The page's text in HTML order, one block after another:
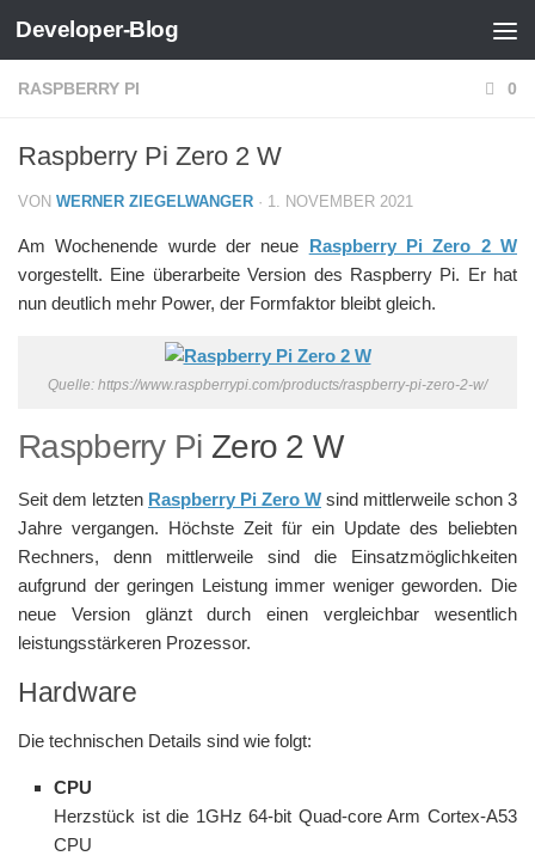
Zum Inhalt springen
Developer-Blog
RASPBERRY PI 0
Raspberry Pi Zero 2 W
VON WERNER ZIEGELWANGER · 1. NOVEMBER 2021
Am Wochenende wurde der neue Raspberry Pi Zero 2 W
vorgestellt. Eine überarbeite Version des Raspberry Pi. Er hat
nun deutlich mehr Power, der Formfaktor bleibt gleich.
Quelle: https://www.raspberrypi.com/products/raspberry-pi-zero-2-w/
Raspberry Pi Zero 2 W
Seit dem letzten Raspberry Pi Zero W sind mittlerweile schon 3
Jahre vergangen. Höchste Zeit für ein Update des beliebten
Rechners, denn mittlerweile sind die Einsatzmöglichkeiten
aufgrund der geringen Leistung immer weniger geworden. Die
neue Version glänzt durch einen vergleichbar wesentlich
leistungsstärkeren Prozessor.
Hardware
Die technischen Details sind wie folgt:
CPU
Herzstück ist die 1GHz 64-bit Quad-core Arm Cortex-A53
CPU